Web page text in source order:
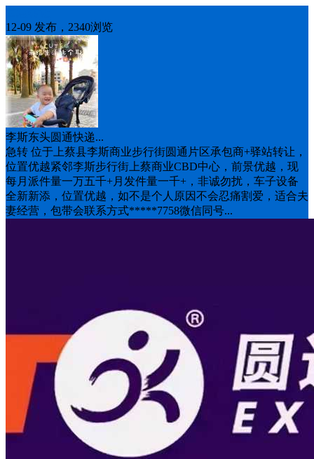
12-09 发布，2340浏览
李斯东头圆通快递...
急转 位于上蔡县李斯商业步行街圆通片区承包商+驿站转让，
位置优越紧邻李斯步行街上蔡商业CBD中心，前景优越，现
每月派件量一万五千+月发件量一千+，非诚勿扰，车子设备
全新新添，位置优越，如不是个人原因不会忍痛割爱，适合夫
妻经营，包带会联系方式*****7758微信同号...